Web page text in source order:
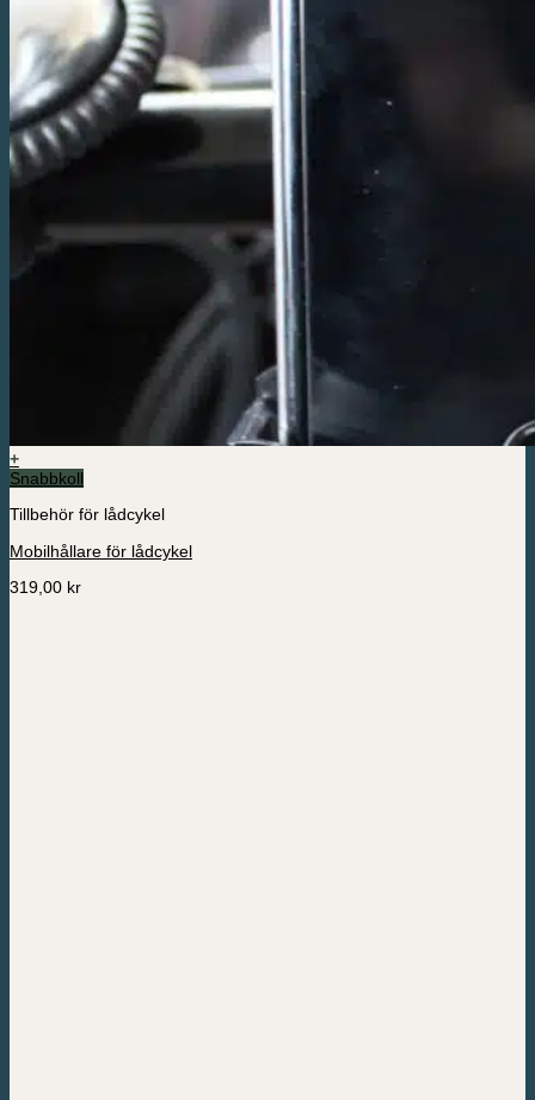
+
Snabbkoll
Tillbehör för lådcykel
Mobilhållare för lådcykel
319,00 kr